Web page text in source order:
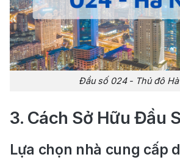
Đầu số 024 - Thủ đô Hà
3. Cách Sở Hữu Đầu
Lựa chọn nhà cung cấp